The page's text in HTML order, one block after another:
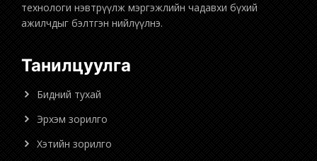
технологи нэвтрүүлж мэргэжлийн чадавхи бүхий
ажилчдыг бэлтгэн нийлүүлнэ.
Танилцуулга
Бидний тухай
Эрхэм зорилго
Хэтийн зорилго